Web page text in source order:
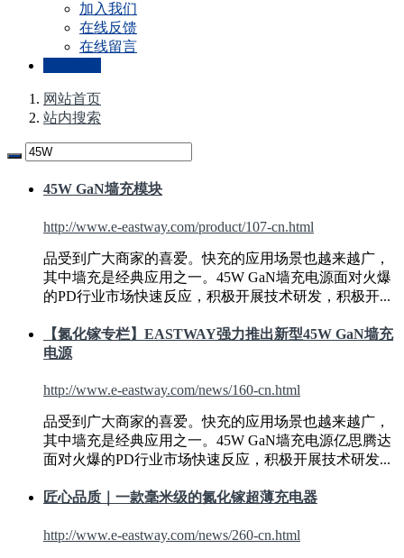
加入我们
在线反馈
在线留言
网站首页
站内搜索
45W GaN墙充模块
http://www.e-eastway.com/product/107-cn.html
品受到广大商家的喜爱。快充的应用场景也越来越广，
其中墙充是经典应用之一。 45W GaN墙充电源面对火爆
的PD行业市场快速反应，积极开展技术研发，积极开...
【氮化镓专栏】EASTWAY强力推出新型45W GaN墙充
电源
http://www.e-eastway.com/news/160-cn.html
品受到广大商家的喜爱。快充的应用场景也越来越广，
其中墙充是经典应用之一。 45W GaN墙充电源亿思腾达
面对火爆的PD行业市场快速反应，积极开展技术研发...
匠心品质｜一款毫米级的氮化镓超薄充电器
http://www.e-eastway.com/news/260-cn.html